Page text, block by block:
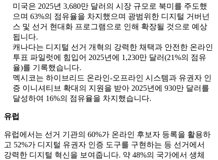
미국은 2025년 3,680만 달러의 시장 규모로 북미를 주도했
으며 63%의 점유율을 차지했으며 광범위한 디지털 거버넌
스 및 선거 현대화 프로그램으로 인해 확장될 것으로 예상
됩니다.
캐나다는 디지털 선거 개혁의 강력한 채택과 안전한 온라인
투표 파일럿에 힘입어 2025년에 1,230만 달러(21%의 점유
율)를 기록했습니다.
멕시코는 하이브리드 온라인-오프라인 시스템과 유권자 인
증 이니셔티브 확대의 지원을 받아 2025년에 930만 달러를
달성하여 16%의 점유율을 차지했습니다.
유럽
유럽에서는 선거 기관의 60%가 온라인 후보자 등록을 활용하
고 52%가 디지털 유권자 인증 도구를 구현하는 등 선거에서
강력한 디지털 혁신을 보여줍니다. 약 48%의 국가에서 생체